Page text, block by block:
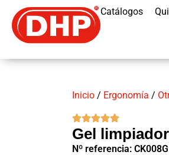
Catálogos
Inicio / Ergonomía /
Gel
Nº referencia: CK008G